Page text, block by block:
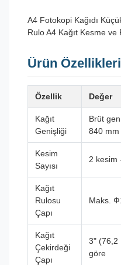
A4 Fotokopi Kağıdı
Rulo A4 Kağıt Kesme
Ürün Özellikleri
Özellik Değer
Kağıt
Genişliği
Brüt
840 mm
Kesim
Sayısı
2 kesim
Kağıt
Rulosu
Çapı
Maks.
Kağıt
Çekirdeği
Çapı
3" (76,2
göre